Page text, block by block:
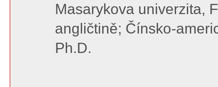
Masarykova univerzita,
angličtině; Čínsko-
Ph.D.